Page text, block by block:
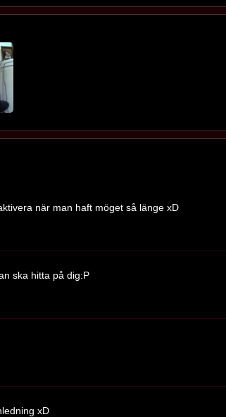
när man haft möget så länge xD
ska hitta på dig:P
xD